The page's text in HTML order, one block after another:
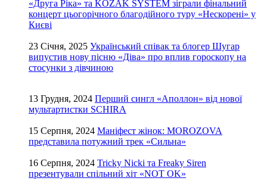
«Друга Ріка» та KOZAK SYSTEM зіграли фінальний
концерт цьогорічного благодійного туру «Нескорені» у
Києві
23 Січня, 2025 Український співак та блогер Шугар
випустив нову пісню «Діва» про вплив гороскопу на
стосунки з дівчиною
13 Грудня, 2024 Перший сингл «Аполлон» від нової
мультартистки SCHIRA
15 Серпня, 2024 Маніфест жінок: MOROZOVA
представила потужний трек «Сильна»
16 Серпня, 2024 Tricky Nicki та Freaky Siren
презентували спільний хіт «NOT OK»